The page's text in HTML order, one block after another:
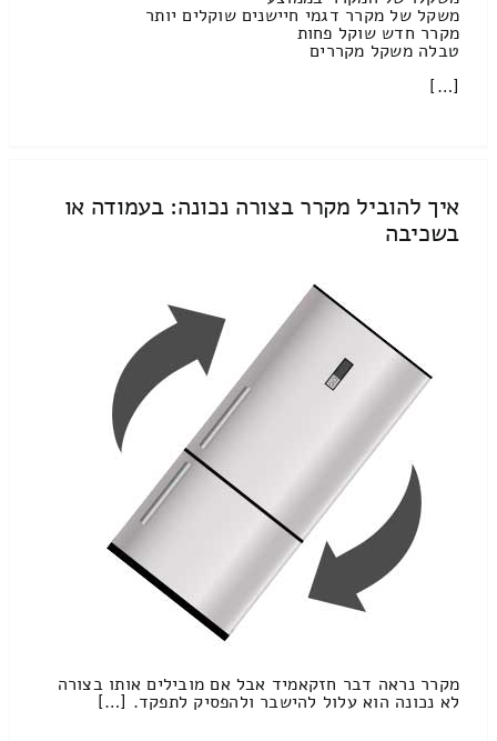
משקל של מקרר דגמי חיישנים שוקלים יותר
מקרר חדש שוקל פחות
טבלה משקל מקררים
[…]
איך להוביל מקרר בצורה נכונה: בעמודה או
בשכיבה
מקרר נראה דבר חזקאמיד אבל אם מובילים אותו בצורה
לא נכונה הוא עלול להישבר ולהפסיק לתפקד. […]